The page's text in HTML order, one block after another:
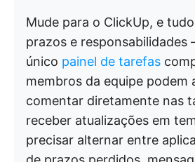
Mude para o ClickUp, e
prazos e responsabilidades
único painel de tarefas
membros da equipe podem
comentar diretamente nas
receber atualizações em
precisar alternar entre